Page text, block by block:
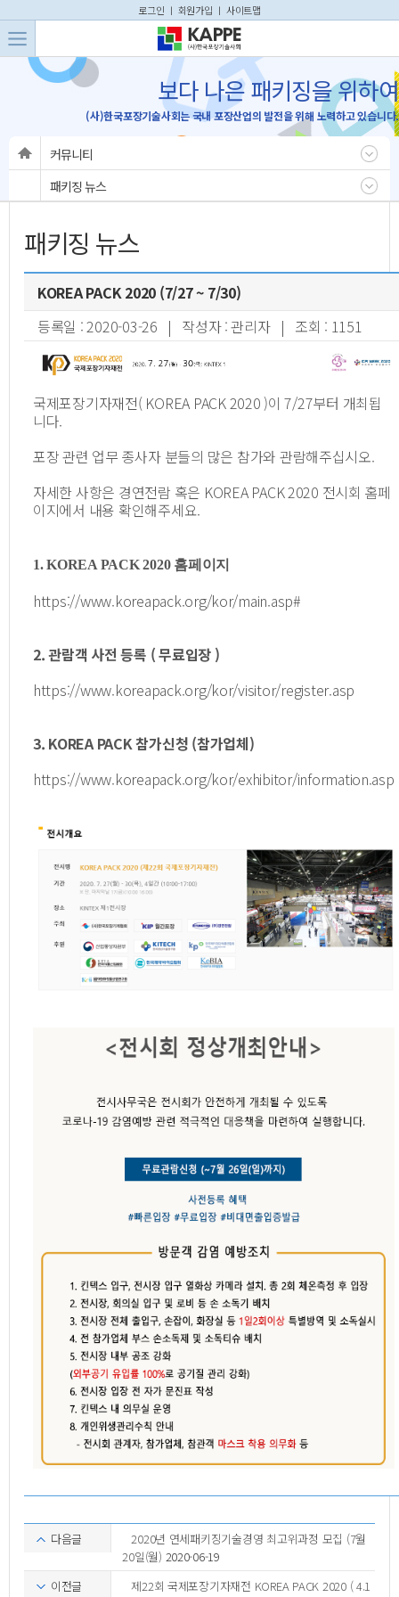
로그인 ㅣ 회원가입 ㅣ 사이트맵
보다 나은 패키징을 위하여
(사)한국포장기술사회는 국내 포장산업의 발전을 위해 노력하고 있습니다.
커뮤니티
패키징 뉴스
패키징 뉴스
KOREA PACK 2020 (7/27 ~ 7/30)
등록일 : 2020-03-26 | 작성자 : 관리자 | 조회 : 1151
국제포장기자재전( KOREA PACK 2020 )이 7/27부터 개최됩
니다.
포장 관련 업무 종사자 분들의 많은 참가와 관람해주십시오.
자세한 사항은 경연전람 혹은 KOREA PACK 2020 전시회 홈페
이지에서 내용 확인해주세요.
1. KOREA PACK 2020 홈페이지
https://www.koreapack.org/kor/main.asp#
2. 관람객 사전 등록 ( 무료입장 )
https://www.koreapack.org/kor/visitor/register.asp
3. KOREA PACK 참가신청 (참가업체)
https://www.koreapack.org/kor/exhibitor/information.asp
다음글
2020년 연세패키징기술경영 최고위과정 모집 (7월
20일(월) 2020-06-19
이전글
제22회 국제포장기자재전 KOREA PACK 2020 ( 4.1